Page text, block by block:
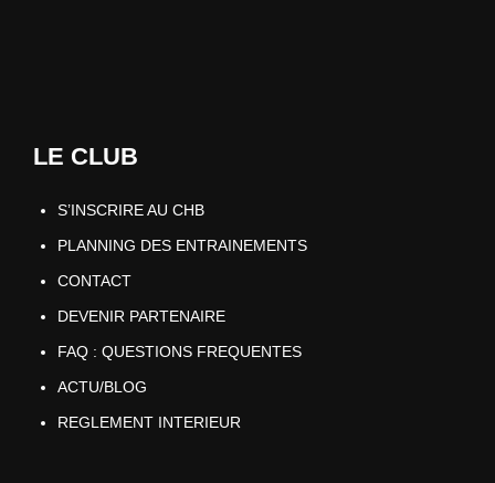
LE CLUB
S’INSCRIRE AU CHB
PLANNING DES ENTRAINEMENTS
CONTACT
DEVENIR PARTENAIRE
FAQ : QUESTIONS FREQUENTES
ACTU/BLOG
REGLEMENT INTERIEUR